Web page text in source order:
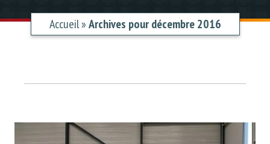
Accueil»Archives pour décembre 2016